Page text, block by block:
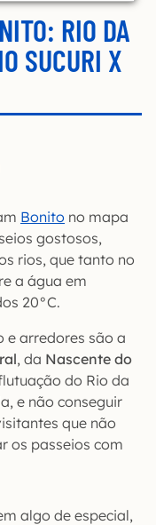
RIO DA
SUCURI X
Bonito no mapa
gostosos,
rios, que tanto no
a água em
20°C.
e arredores são a
, da Nascente do
do Rio da
e não conseguir
que não
os passeios com
algo de especial,